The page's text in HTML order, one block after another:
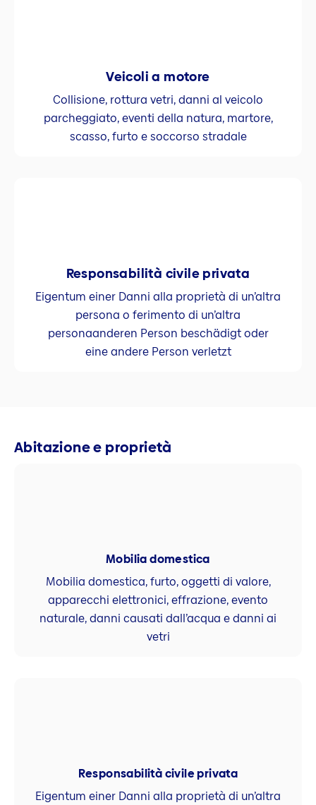
Veicoli a motore
Collisione, rottura vetri, danni al veicolo
parcheggiato, eventi della natura, martore,
scasso, furto e soccorso stradale
Responsabilità civile privata
Eigentum einer Danni alla proprietà di un’altra
persona o ferimento di un’altra
personaanderen Person beschädigt oder
eine andere Person verletzt
Abitazione e proprietà
Mobilia domestica
Mobilia domestica, furto, oggetti di valore,
apparecchi elettronici, effrazione, evento
naturale, danni causati dall’acqua e danni ai
vetri
Responsabilità civile privata
Eigentum einer Danni alla proprietà di un’altra